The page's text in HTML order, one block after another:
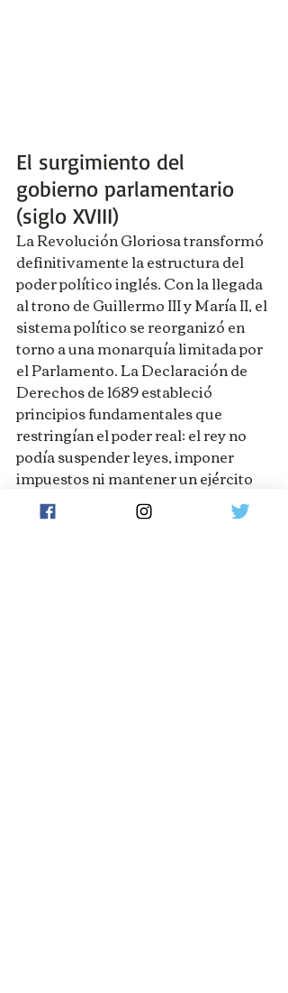
El surgimiento del
gobierno parlamentario
(siglo XVIII)
La Revolución Gloriosa transformó
definitivamente la estructura del
poder político inglés. Con la llegada
al trono de Guillermo III y María II, el
sistema político se reorganizó en
torno a una monarquía limitada por
el Parlamento. La Declaración de
Derechos de 1689 estableció
principios fundamentales que
restringían el poder real: el rey no
podía suspender leyes, imponer
impuestos ni mantener un ejército
permanente sin la aprobación
parlamentaria. Este nuevo